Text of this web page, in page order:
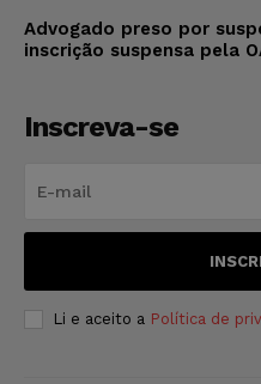
Advogado preso por
inscrição suspensa pela
Inscreva-se
Li e aceito a Política de